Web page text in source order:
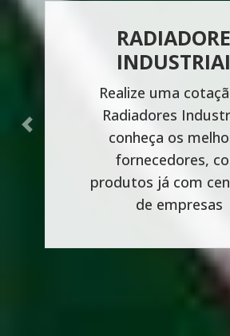
Realize uma
Radiadores
conheça os
fornecedores,
produtos já com
de empresas
Previous